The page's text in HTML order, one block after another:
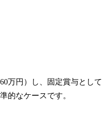
万円）し、固定賞与として
的なケースです。